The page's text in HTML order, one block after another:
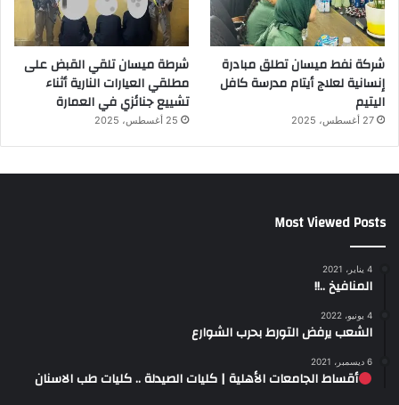
شركة نفط ميسان تطلق مبادرة
إنسانية لعلاج أيتام مدرسة كافل
اليتيم
27 أغسطس، 2025
شرطة ميسان تلقي القبض على
مطلقي العيارات النارية أثناء
تشييع جنائزي في العمارة
25 أغسطس، 2025
Most Viewed Posts
4 يناير، 2021
المنافيخ ..!!
4 يونيو، 2022
الشعب يرفض التورط بحرب الشوارع
6 ديسمبر، 2021
أقساط الجامعات الأهلية | كليات الصيدلة .. كليات طب الاسنان